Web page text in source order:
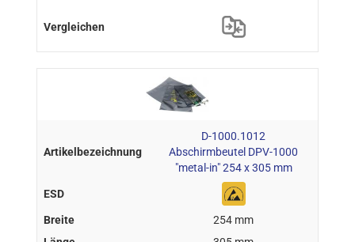
D-1000.1012
Abschirmbeutel DPV-1000
"metal-in" 254 x 305 mm
254 mm